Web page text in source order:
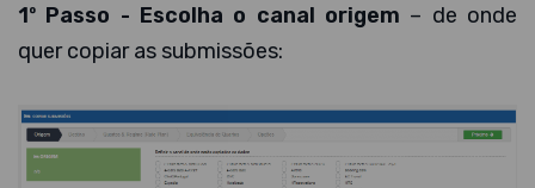
1º Passo - Escolha o canal origem – de onde
quer copiar as submissões: